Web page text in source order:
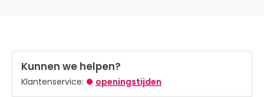
Kunnen we helpen?
Klantenservice: openingstijden